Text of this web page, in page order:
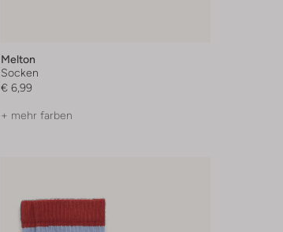
Melton
Socken
€ 6,99
+ mehr farben